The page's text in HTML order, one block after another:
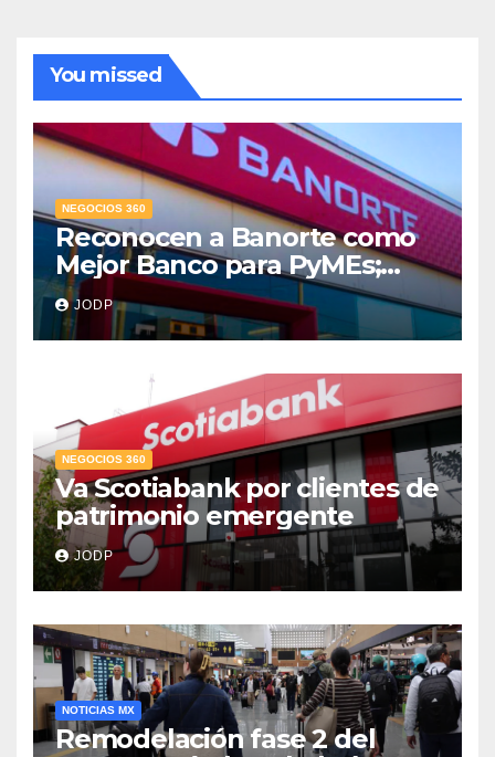
You missed
NEGOCIOS 360
Reconocen a Banorte como
Mejor Banco para PyMEs;
supera 14% del mercado
crediticio
JODP
NEGOCIOS 360
Va Scotiabank por clientes de
patrimonio emergente
JODP
NOTICIAS MX
Remodelación fase 2 del